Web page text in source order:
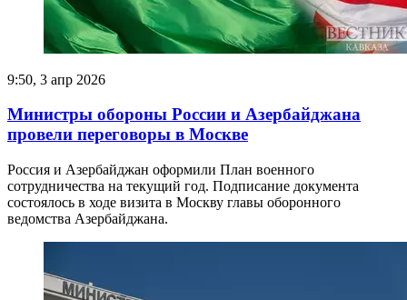
9:50, 3 апр 2026
Министры обороны России и Азербайджана
провели переговоры в Москве
Россия и Азербайджан оформили План военного
сотрудничества на текущий год. Подписание документа
состоялось в ходе визита в Москву главы оборонного
ведомства Азербайджана.